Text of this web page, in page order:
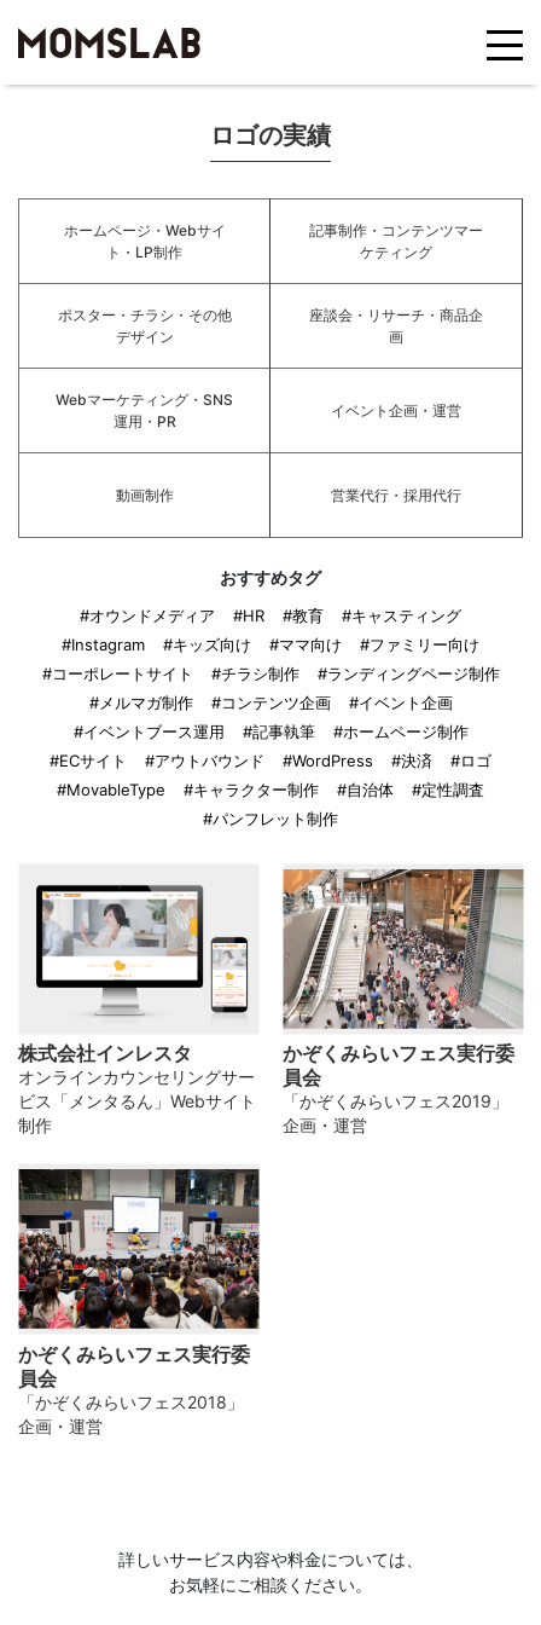
ロゴの実績
ホームページ・Webサイ
ト・LP制作
記事制作・コンテンツマー
ケティング
ポスター・チラシ・その他
デザイン
座談会・リサーチ・商品企
画
Webマーケティング・SNS
運用・PR
イベント企画・運営
動画制作 営業代行・採用代行
おすすめタグ
#オウンドメディア #HR #教育
#キャスティング
#Instagram
#キッズ向け #ママ向け
#ファミリー向け
#コーポレートサイト
#チラシ制作
#ランディングページ制作
#メルマガ制作
#コンテンツ企画
#イベント企画
#イベントブース運用
#記事執筆
#ホームページ制作
#ECサイト
#アウトバウンド #WordPress #決済
#ロゴ
#MovableType
#キャラクター制作 #自治体
#定性調査
#パンフレット制作
株式会社インレスタ
オンラインカウンセリングサー
ビス「メンタるん」Webサイト
制作
かぞくみらいフェス実行委
員会
「かぞくみらいフェス2019」
企画・運営
かぞくみらいフェス実行委
員会
「かぞくみらいフェス2018」
企画・運営
詳しいサービス内容や料金については、
お気軽にご相談ください。